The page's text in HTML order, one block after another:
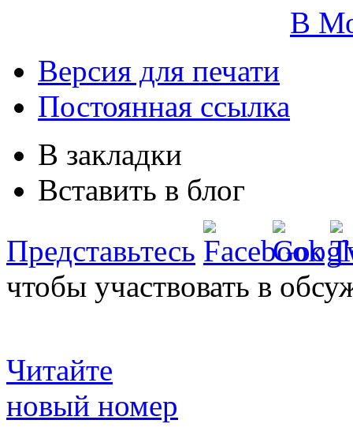
В
Версия для печати
Постоянная ссылка
В закладки
Вставить в блог
Представьтесь
чтобы участвовать в
Читайте
новый номер